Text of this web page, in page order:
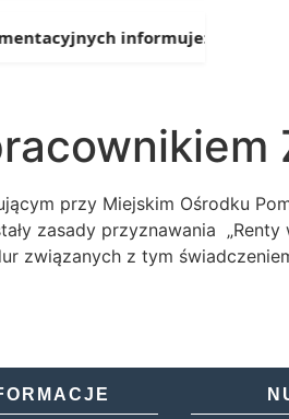
informuje:Od 1 lipca
przy Miejskim Ośrodku
zasady przyznawania „Renty
związanych z tym